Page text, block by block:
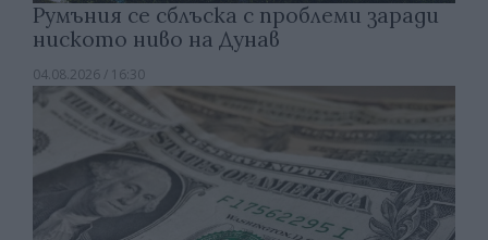
Румъния се сблъска с проблеми заради
ниското ниво на Дунав
04.08.2026 / 16:30